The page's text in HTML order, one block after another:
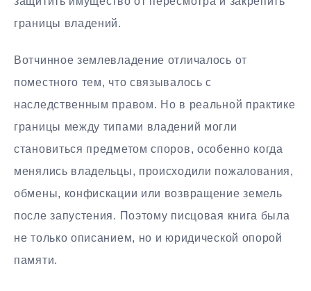
границы владений.
Вотчинное землевладение отличалось от
поместного тем, что связывалось с
наследственным правом. Но в реальной практике
границы между типами владений могли
становиться предметом споров, особенно когда
менялись владельцы, происходили пожалования,
обмены, конфискации или возвращение земель
после запустения. Поэтому писцовая книга была
не только описанием, но и юридической опорой
памяти.